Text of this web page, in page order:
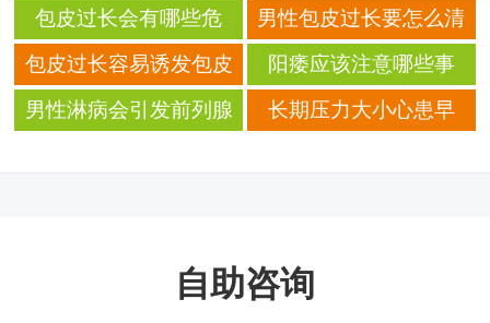
状？出现这些症状一定
要重视
些？生活中如何预防前
列腺炎？
包皮过长会有哪些危
害？ 包皮过长要怎么护
理？
男性包皮过长要怎么清
洗？ 日常护理要注意什
么？
包皮过长容易诱发包皮
炎？ 引起包皮炎的原因
阳痿应该注意哪些事
项？
男性淋病会引发前列腺
长期压力大小心患早
自助咨询